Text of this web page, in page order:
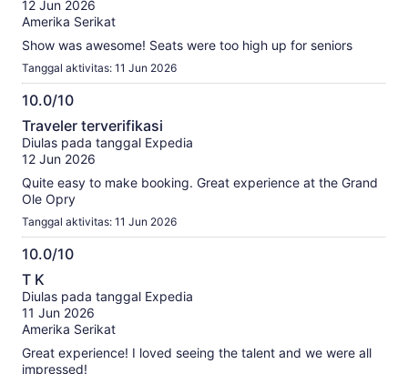
12 Jun 2026
Amerika Serikat
Show was awesome! Seats were too high up for seniors
Tanggal aktivitas: 11 Jun 2026
10.0/10
10.0
dari
10
Traveler terverifikasi
Diulas pada tanggal Expedia
12 Jun 2026
Quite easy to make booking. Great experience at the Grand
Ole Opry
Tanggal aktivitas: 11 Jun 2026
10.0/10
10.0
dari
10
T K
Diulas pada tanggal Expedia
11 Jun 2026
Amerika Serikat
Great experience! I loved seeing the talent and we were all
impressed!